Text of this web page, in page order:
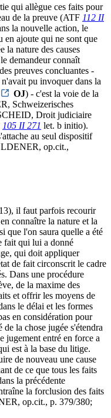
qui allègue ces faits pour
de la preuve (ATF 112 II
la nouvelle action, le
en ajoute qui ne sont que
la nature des causes
demandeur connaît
preuves concluantes -
pu invoquer dans la
OJ) - c'est la voie de la
Schweizerisches
Droit judiciaire
105 II 271 let. b initio).
au seul dispositif
op.cit.,
il faut parfois recourir
connaître la nature et la
que l'on saura quelle a été
fait qui lui a donné
qui doit appliquer
de fait circonscrit le cadre
Dans une procédure
de la maxime des
et offrir les moyens de
le délai et les formes
en considération pour
la chose jugée s'étendra
jugement entré en force a
est à la base du litige.
de nouveau une cause
de ce que tous les faits
la précédente
la forclusion des faits
op.cit., p. 379/380;